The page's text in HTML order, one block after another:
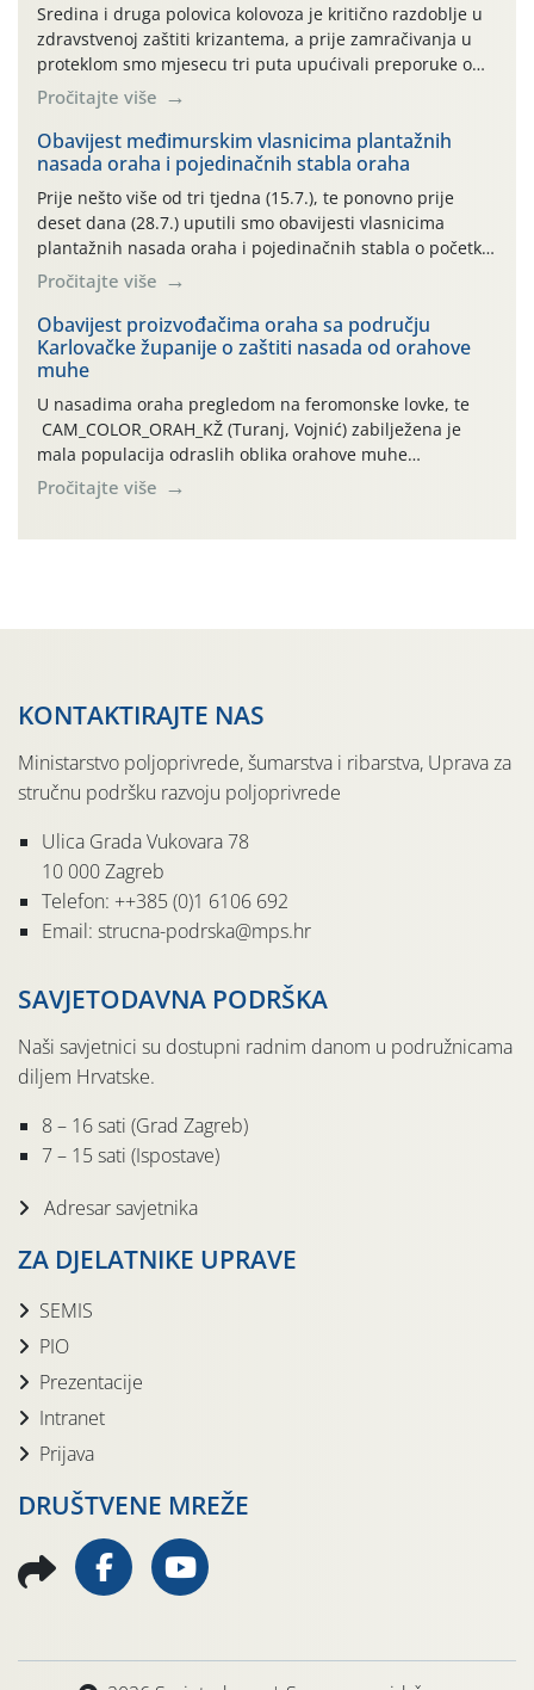
Sredina i druga polovica kolovoza je kritično razdoblje u
zdravstvenoj zaštiti krizantema, a prije zamračivanja u
proteklom smo mjesecu tri puta upućivali preporuke o
preventivnim mjerama zaštite krizantema od najčešćih
uzročnika bolesti, štetnika i fito-fagnih grinja (23.7., 14.7.,
06.7.)! Na početku ovog mjeseca je zabilježeno je
povijesno i ekstremno vruće meteorološko razdoblje, uz
najviše temperature […]
Pročitajte više
Obavijest međimurskim vlasnicima plantažnih
nasada oraha i pojedinačnih stabla oraha
Prije nešto više od tri tjedna (15.7.), te ponovno prije
deset dana (28.7.) uputili smo obavijesti vlasnicima
plantažnih nasada oraha i pojedinačnih stabla o početku
leta i ovogodišnjoj potrebi usmjerenog suzbijanja
orahove muhe (Rhagoletis completa)! Već dvanaest dana
traje drugi ovogodišnji “toplinski udar”, koji naročito
izražen zadnja šest dana (31.7.-05.8.), jer najviše
temperature zraka svakodnevno […]
Pročitajte više
Obavijest proizvođačima oraha sa području
Karlovačke županije o zaštiti nasada od orahove
muhe
U nasadima oraha pregledom na feromonske lovke, te
CAM_COLOR_ORAH_KŽ (Turanj, Vojnić) zabilježena je
mala populacija odraslih oblika orahove muhe
(Rhagoletis completa). Niska brojnost može se objasniti
činjenicom da je riječ o mladim nasadima s vrlo malim
Pročitajte više
KONTAKTIRAJTE NAS
Ministarstvo poljoprivrede, šumarstva i ribarstva, Uprava za
stručnu podršku razvoju poljoprivrede
Ulica Grada Vukovara 78
10 000 Zagreb
Telefon: ++385 (0)1 6106 692
Email: strucna-podrska@mps.hr
SAVJETODAVNA PODRŠKA
Naši savjetnici su dostupni radnim danom u podružnicama
diljem Hrvatske.
8 – 16 sati (Grad Zagreb)
7 – 15 sati (Ispostave)
Adresar savjetnika
ZA DJELATNIKE UPRAVE
SEMIS
PIO
Prezentacije
Intranet
Prijava
DRUŠTVENE MREŽE